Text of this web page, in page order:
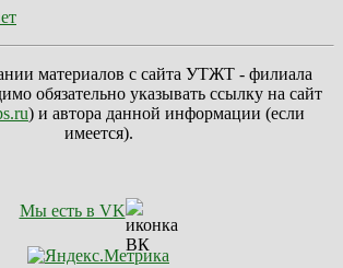
материалов с сайта УТЖТ - филиала
обязательно указывать ссылку на сайт
) и автора данной информации (если
имеется).
Мы есть в VK